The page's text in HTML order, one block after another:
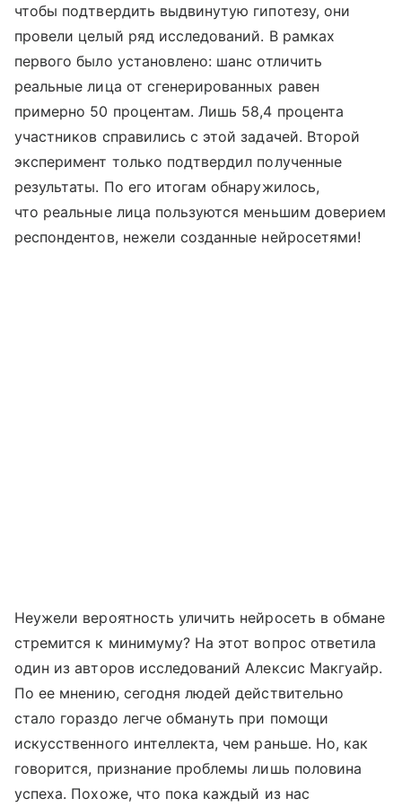
чтобы подтвердить выдвинутую гипотезу, они
провели целый ряд исследований. В рамках
первого было установлено: шанс отличить
реальные лица от сгенерированных равен
примерно 50 процентам. Лишь 58,4 процента
участников справились с этой задачей. Второй
эксперимент только подтвердил полученные
результаты. По его итогам обнаружилось,
что реальные лица пользуются меньшим доверием
респондентов, нежели созданные нейросетями!
Неужели вероятность уличить нейросеть в обмане
стремится к минимуму? На этот вопрос ответила
один из авторов исследований Алексис Макгуайр.
По ее мнению, сегодня людей действительно
стало гораздо легче обмануть при помощи
искусственного интеллекта, чем раньше. Но, как
говорится, признание проблемы лишь половина
успеха. Похоже, что пока каждый из нас